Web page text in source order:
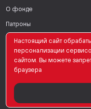
О фонде
Патроны
Поддержать
Для СМИ
© PRO Женщин. Все права
Настоящий сайт
персонализации
сайтом. Вы можете
браузера